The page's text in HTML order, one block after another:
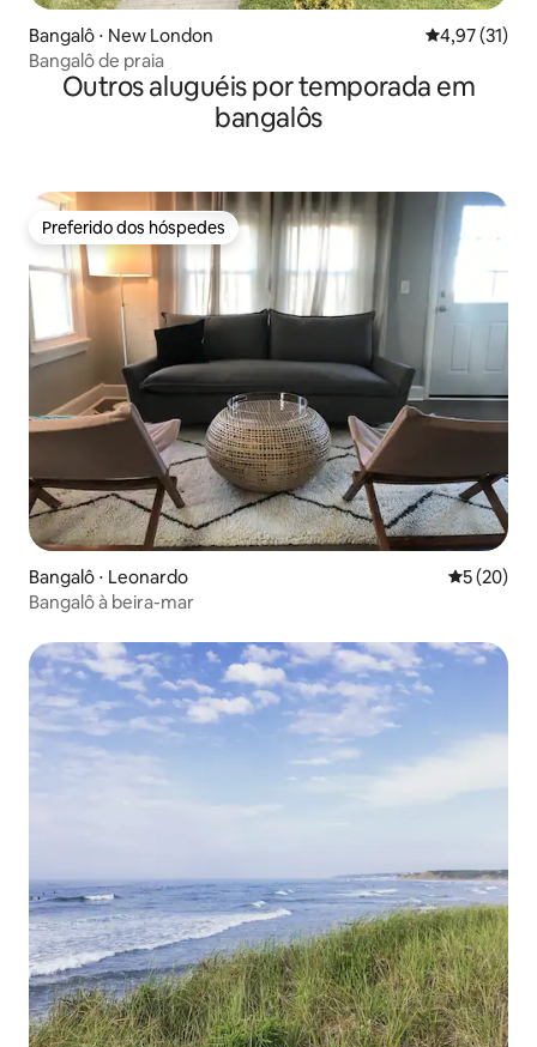
Bangalô ⋅ New London 4,97 de uma
4,97 (31)
Bangalô de praia
Outros aluguéis por temporada em
bangalôs
Preferido dos hóspedes
Preferido dos hóspedes
Bangalô ⋅ Leonardo 5 de uma
5 (20)
Bangalô à beira-mar